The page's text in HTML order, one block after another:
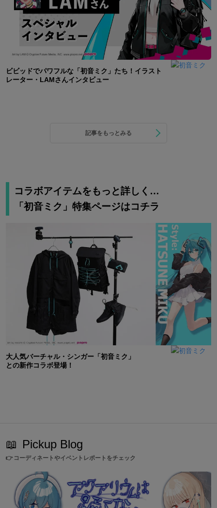
ビビッドでパワフルな「初音ミク」たち！イラスト
レーター・LAMさんインタビュー
記事をもっとみる
コラボアイテムをもっと詳しく…
「初音ミク」特集ページはコチラ
大人気バーチャル・シンガー「初音ミク」
との新作コラボ登場！
📖 Pickup Blog
👉 コーディネートやイベントレポートをチェック